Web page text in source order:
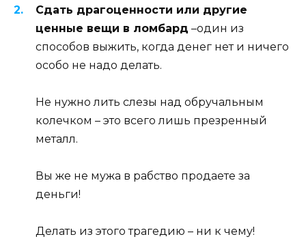
Сдать драгоценности или другие
ценные вещи в ломбард –один из
способов выжить, когда денег нет и ничего
особо не надо делать.
Не нужно лить слезы над обручальным
колечком – это всего лишь презренный
металл.
Вы же не мужа в рабство продаете за
деньги!
Делать из этого трагедию – ни к чему!